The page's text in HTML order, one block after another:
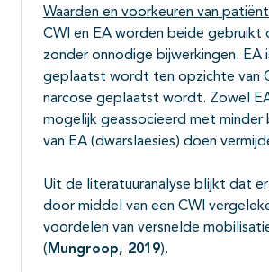
Waarden en voorkeuren van
CWI en EA worden beide
zonder onnodige bijwerkingen.
geplaatst wordt ten opzichte van
narcose geplaatst wordt. Zowel
mogelijk geassocieerd met minder
van EA (dwarslaesies) doen
Uit de literatuuranalyse blijkt dat
door middel van een CWI
voordelen van versnelde
(Mungroop, 2019).